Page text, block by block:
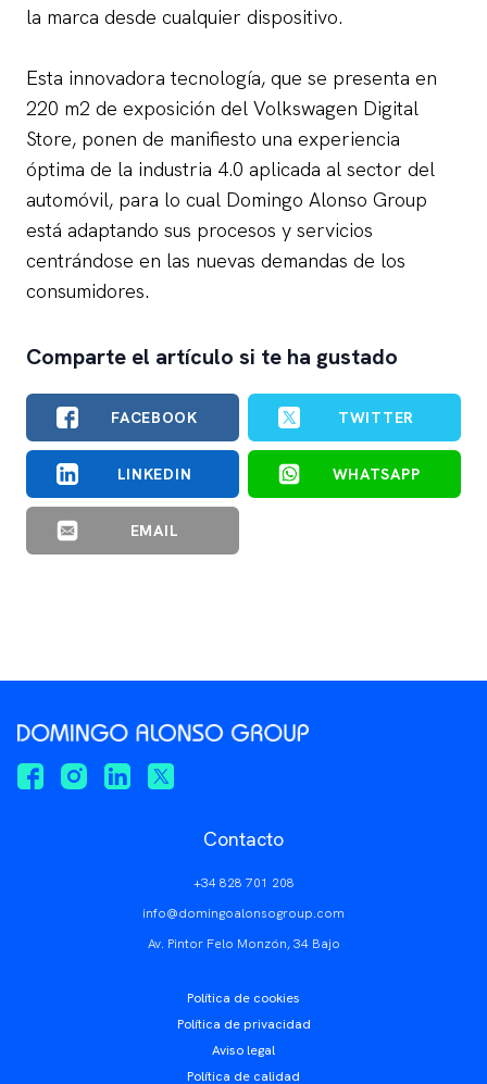
la marca desde cualquier dispositivo.
Esta innovadora tecnología, que se presenta en
220 m2 de exposición del Volkswagen Digital
Store, ponen de manifiesto una experiencia
óptima de la industria 4.0 aplicada al sector del
automóvil, para lo cual Domingo Alonso Group
está adaptando sus procesos y servicios
centrándose en las nuevas demandas de los
consumidores.
Comparte el artículo si te ha gustado
FACEBOOK TWITTER
LINKEDIN WHATSAPP
EMAIL
Contacto
+34 828 701 208
info@domingoalonsogroup.com
Av. Pintor Felo Monzón, 34 Bajo
Política de cookies
Política de privacidad
Aviso legal
Política de calidad